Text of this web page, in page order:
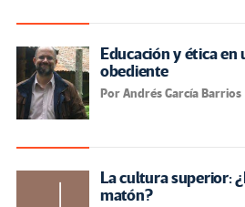
Educación y ética
obediente
Por Andrés García Barrios
La cultura superior:
matón?